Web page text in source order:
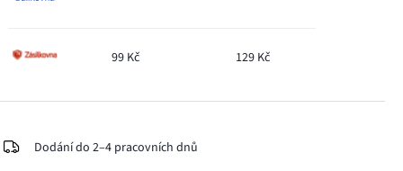
99 Kč 129 Kč
Dodání do 2–4 pracovních dnů